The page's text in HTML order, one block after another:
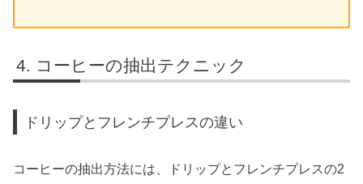
コーヒーの抽出テクニック
ドリップとフレンチプレスの違い
コーヒーの抽出方法には、ドリップとフレンチプレスの2